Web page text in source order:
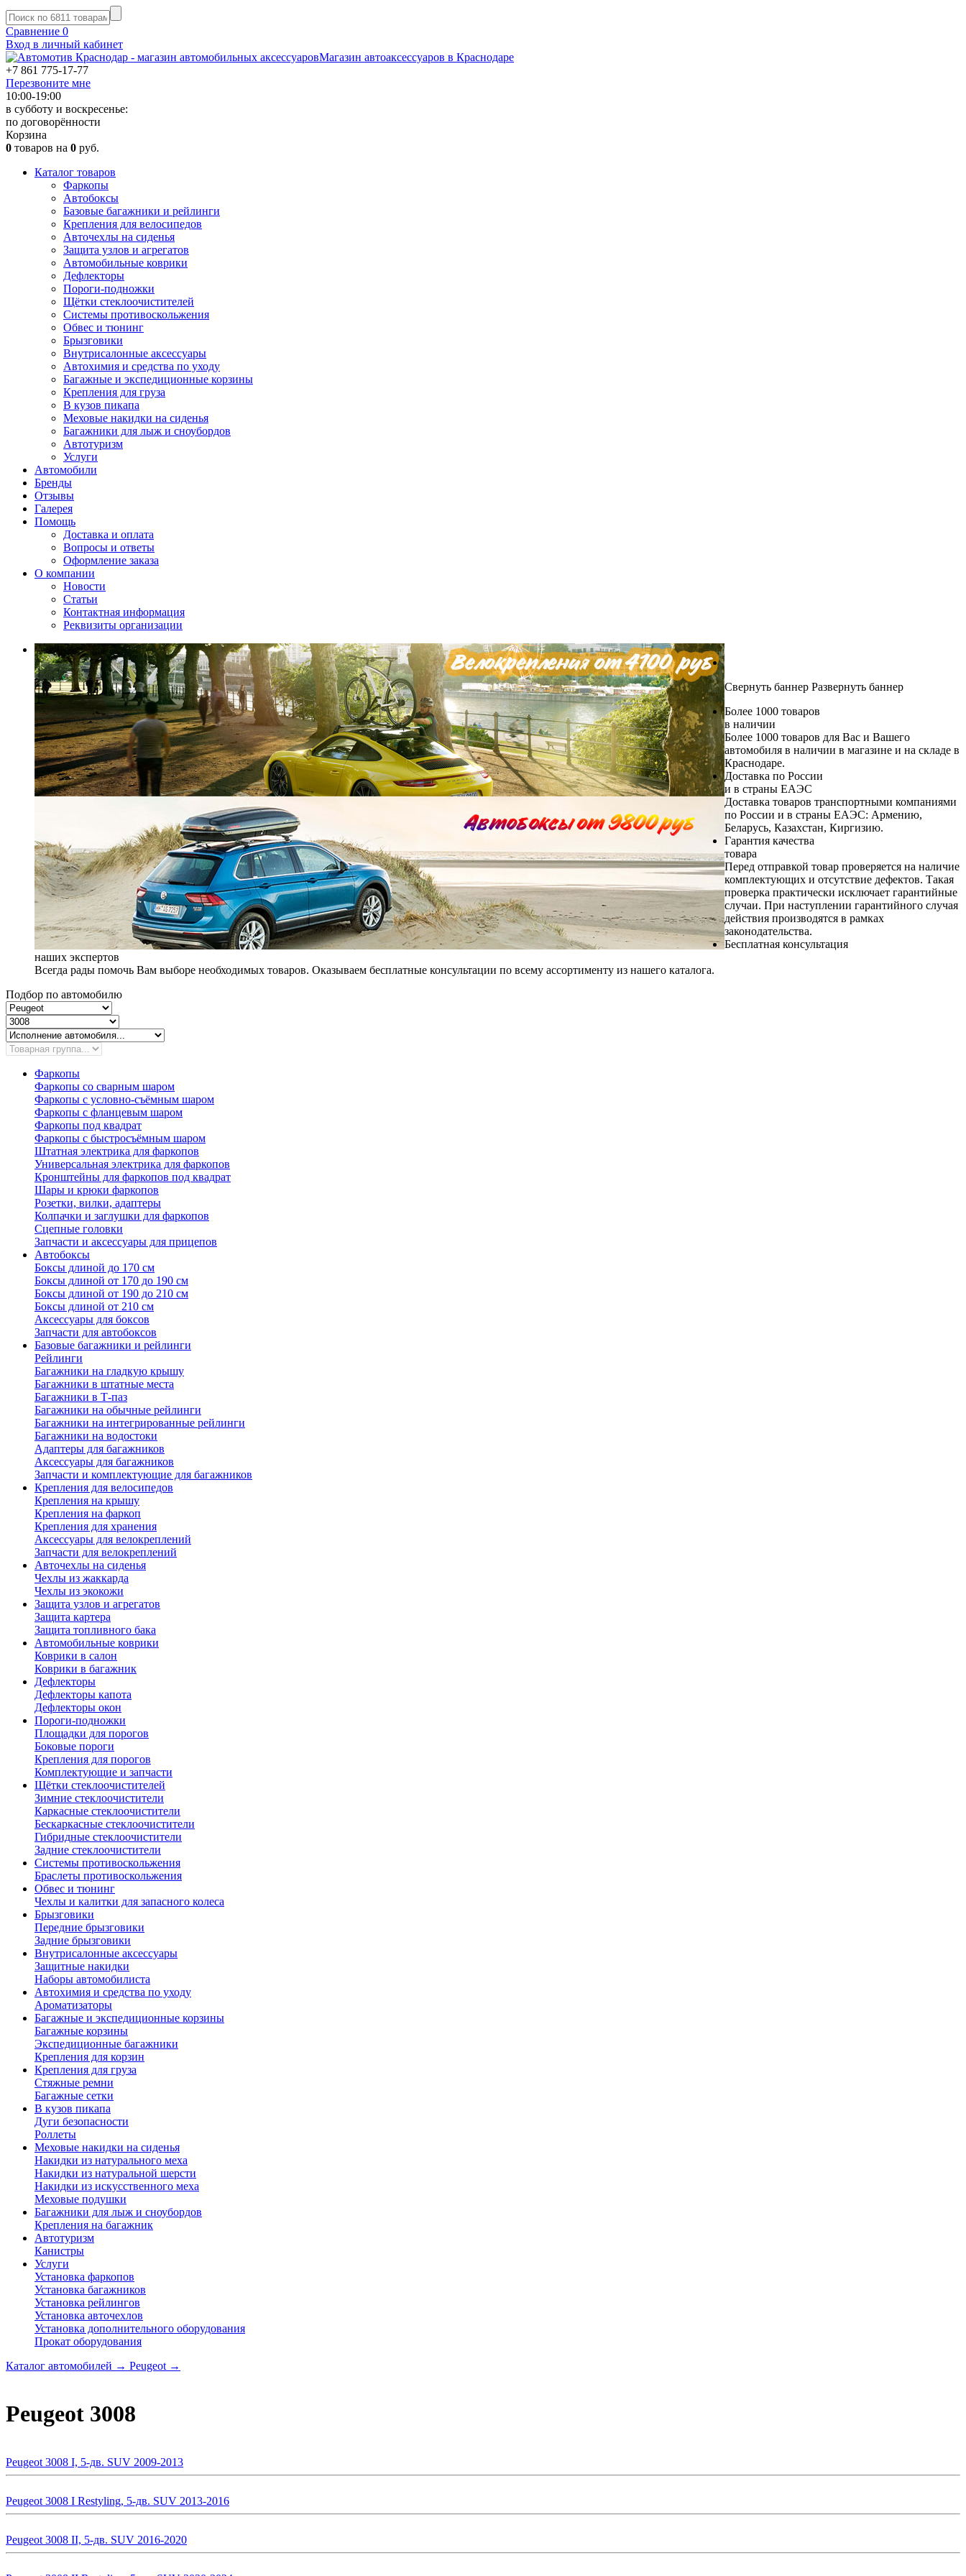
Сравнение 0
Вход в личный кабинет
Магазин автоаксессуаров в Краснодаре
+7 861 775-17-77
Перезвоните мне
10:00-19:00
в субботу и воскресенье:
по договорённости
Корзина
0 товаров на 0 руб.
Каталог товаров
Фаркопы
Автобоксы
Базовые багажники и рейлинги
Крепления для велосипедов
Авточехлы на сиденья
Защита узлов и агрегатов
Автомобильные коврики
Дефлекторы
Пороги-подножки
Щётки стеклоочистителей
Системы противоскольжения
Обвес и тюнинг
Брызговики
Внутрисалонные аксессуары
Автохимия и средства по уходу
Багажные и экспедиционные корзины
Крепления для груза
В кузов пикапа
Меховые накидки на сиденья
Багажники для лыж и сноубордов
Автотуризм
Услуги
Автомобили
Бренды
Отзывы
Галерея
Помощь
Доставка и оплата
Вопросы и ответы
Оформление заказа
О компании
Новости
Статьи
Контактная информация
Реквизиты организации
Свернуть баннер Развернуть баннер
Более 1000 товаров
в наличии
Более 1000 товаров для Вас и Вашего
автомобиля в наличии в магазине и на складе в
Краснодаре.
Доставка по России
и в страны ЕАЭС
Доставка товаров транспортными компаниями
по России и в страны ЕАЭС: Армению,
Беларусь, Казахстан, Киргизию.
Гарантия качества
товара
Перед отправкой товар проверяется на наличие
комплектующих и отсутствие дефектов. Такая
проверка практически исключает гарантийные
случаи. При наступлении гарантийного случая
действия производятся в рамках
законодательства.
Бесплатная консультация
наших экспертов
Всегда рады помочь Вам выборе необходимых товаров. Оказываем бесплатные консультации по всему ассортименту из нашего каталога.
Подбор по автомобилю
Фаркопы
Фаркопы со сварным шаром
Фаркопы с условно-съёмным шаром
Фаркопы с фланцевым шаром
Фаркопы под квадрат
Фаркопы с быстросъёмным шаром
Штатная электрика для фаркопов
Универсальная электрика для фаркопов
Кронштейны для фаркопов под квадрат
Шары и крюки фаркопов
Розетки, вилки, адаптеры
Колпачки и заглушки для фаркопов
Сцепные головки
Запчасти и аксессуары для прицепов
Автобоксы
Боксы длиной до 170 см
Боксы длиной от 170 до 190 см
Боксы длиной от 190 до 210 см
Боксы длиной от 210 см
Аксессуары для боксов
Запчасти для автобоксов
Базовые багажники и рейлинги
Рейлинги
Багажники на гладкую крышу
Багажники в штатные места
Багажники в Т-паз
Багажники на обычные рейлинги
Багажники на интегрированные рейлинги
Багажники на водостоки
Адаптеры для багажников
Аксессуары для багажников
Запчасти и комплектующие для багажников
Крепления для велосипедов
Крепления на крышу
Крепления на фаркоп
Крепления для хранения
Аксессуары для велокреплений
Запчасти для велокреплений
Авточехлы на сиденья
Чехлы из жаккарда
Чехлы из экокожи
Защита узлов и агрегатов
Защита картера
Защита топливного бака
Автомобильные коврики
Коврики в салон
Коврики в багажник
Дефлекторы
Дефлекторы капота
Дефлекторы окон
Пороги-подножки
Площадки для порогов
Боковые пороги
Крепления для порогов
Комплектующие и запчасти
Щётки стеклоочистителей
Зимние стеклоочистители
Каркасные стеклоочистители
Бескаркасные стеклоочистители
Гибридные стеклоочистители
Задние стеклоочистители
Системы противоскольжения
Браслеты противоскольжения
Обвес и тюнинг
Чехлы и калитки для запасного колеса
Брызговики
Передние брызговики
Задние брызговики
Внутрисалонные аксессуары
Защитные накидки
Наборы автомобилиста
Автохимия и средства по уходу
Ароматизаторы
Багажные и экспедиционные корзины
Багажные корзины
Экспедиционные багажники
Крепления для корзин
Крепления для груза
Стяжные ремни
Багажные сетки
В кузов пикапа
Дуги безопасности
Роллеты
Меховые накидки на сиденья
Накидки из натурального меха
Накидки из натуральной шерсти
Накидки из искусственного меха
Меховые подушки
Багажники для лыж и сноубордов
Крепления на багажник
Автотуризм
Канистры
Услуги
Установка фаркопов
Установка багажников
Установка рейлингов
Установка авточехлов
Установка дополнительного оборудования
Прокат оборудования
Каталог автомобилей → Peugeot →
Peugeot 3008
Peugeot 3008 I, 5-дв. SUV 2009-2013
Peugeot 3008 I Restyling, 5-дв. SUV 2013-2016
Peugeot 3008 II, 5-дв. SUV 2016-2020